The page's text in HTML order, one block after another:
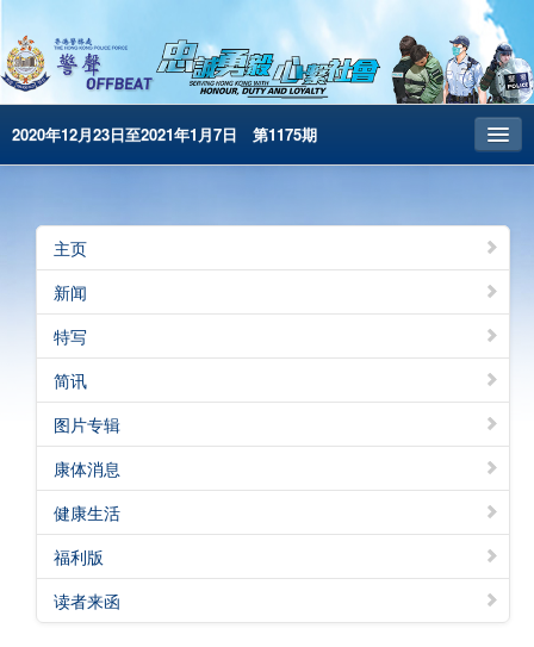
2020年12月23日至2021年1月7日 第1175期
昔日警声
警务处主页
繁體版
English
电子书版
警声特刊
主页
新闻
特写
简讯
图片专辑
康体消息
健康生活
福利版
读者来函